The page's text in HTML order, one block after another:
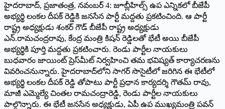
హైదరాబాద్‌, ప్రజాతంత్ర, నవంబర్‌ 4: జూబ్లీహిల్స్‌ ఉప ఎన్నికలో బీజేపీ
అభ్యర్థి లంకల దీపక్‌ రెడ్డికి జనసేన పార్టీ మద్దతు ప్రకటించింది. ఆ పార్టీ
రాష్ట్ర అధ్యక్షుడు శంకర్‌ గౌడ్‌ బీజేపీ రాష్ట్ర అధ్యక్షుడు
ఎన్‌.రామచంద్రరావు, కేంద్ర మంత్రి కిషన్‌ రెడ్డిలతో భేటీ అయి బీజేపీ
అభ్యర్థికి పూర్తి మద్దతు ప్రకటించారు. రెండు పార్టీల నాయకులు
బుధవారం జాయింట్‌ ప్రెస్‌మీట్‌ నిర్వహించి తమ భవిష్యత్‌ కార్యాచరణను
వివరించనున్నారు. హైదరాబాద్‌లోని సాగర్‌ సొసైటీలో జరిగిన ఈ భేటీలో
అభ్యర్థి లంకల దీపక్‌ రెడ్డి తోపాటు పార్టీ ప్రధాన కార్యదర్శి గౌతమ్‌ రావు,
మాజీ ఎమ్మెల్యే చింతల రామచంద్రారెడ్డి, రెండు పార్టీల నాయకులు
పాల్గొన్నారు. ఈ భేటీ జనసేన అధ్యక్షుడు, ఏపీ ఉప ముఖ్యమంత్రి పవన్‌